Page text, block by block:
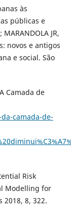
às
públicas e
JR,
novos e antigos
e social. São
Camada de
camada-de-
Risk
Modelling for
2018, 8, 322.